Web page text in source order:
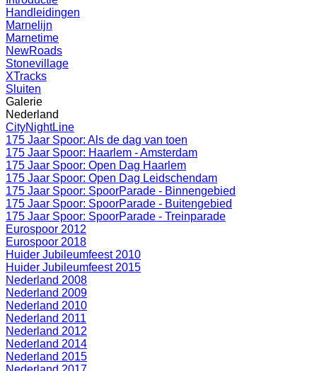
Handleidingen
Marnelijn
Marnetime
NewRoads
Stonevillage
XTracks
Sluiten
Galerie
Nederland
CityNightLine
175 Jaar Spoor: Als de dag van toen
175 Jaar Spoor: Haarlem - Amsterdam
175 Jaar Spoor: Open Dag Haarlem
175 Jaar Spoor: Open Dag Leidschendam
175 Jaar Spoor: SpoorParade - Binnengebied
175 Jaar Spoor: SpoorParade - Buitengebied
175 Jaar Spoor: SpoorParade - Treinparade
Eurospoor 2012
Eurospoor 2018
Huider Jubileumfeest 2010
Huider Jubileumfeest 2015
Nederland 2008
Nederland 2009
Nederland 2010
Nederland 2011
Nederland 2012
Nederland 2014
Nederland 2015